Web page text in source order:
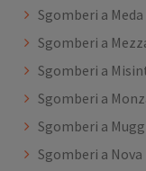
Sgomberi a
Sgomberi a
Sgomberi a
Sgomberi a
Sgomberi a
Sgomberi a